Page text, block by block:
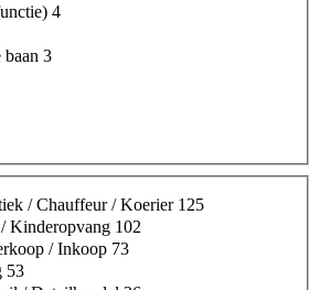
4
3
/ Chauffeur / Koerier 125
Kinderopvang 102
/ Inkoop 73
53